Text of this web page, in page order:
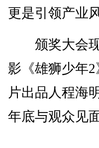
更是引领产业
颁奖大会现
影《雄狮少年
片出品人程海
年底与观众见